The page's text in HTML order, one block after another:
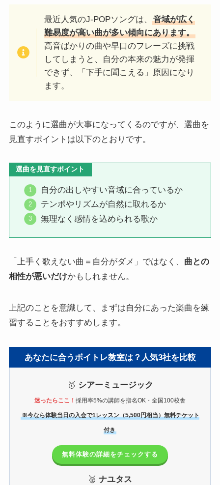
最近人気のJ-POPソングは、音域が広く
難易度が高い曲が多い傾向にあります。
高音ばかりの曲や早口のフレーズに挑戦
してしまうと、自分の本来の魅力が発揮
できず、「下手に聞こえる」原因になり
ます。
このように選曲が大事になってくるのですが、選曲を
見直すポイントは以下のとおりです。
選曲を見直すポイント
自分の出しやすい音域に合っているか
テンポやリズムが自然に取れるか
無理なく感情を込められる歌か
「上手く歌えない曲＝自分がダメ」ではなく、 曲との
相性が悪いだけかもしれません。
上記のことを意識して、まずは自分にあった楽曲を練
習することをおすすめします。
あなたに合うボイトレ教室は？人気3社を比較
🥇 シアーミュージック
迷ったらここ！ 採用率5%の講師を指名OK・全国100校舎
※今なら体験当日の入会で1レッスン（5,500円相当）無料チケット
付き
無料体験の詳細をチェックする
🥈 ナユタス